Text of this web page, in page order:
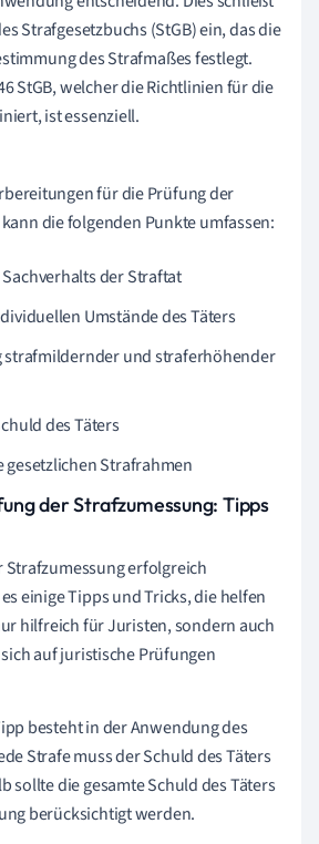
Strafgesetzbuchs (StGB) ein, das die
des Strafmaßes festlegt.
StGB, welcher die Richtlinien für die
ist essenziell.
für die Prüfung der
die folgenden Punkte umfassen:
der Straftat
Umstände des Täters
strafmildernder und straferhöhender
des Täters
gesetzlichen Strafrahmen
der Strafzumessung: Tipps
Strafzumessung erfolgreich
einige Tipps und Tricks, die helfen
hilfreich für Juristen, sondern auch
auf juristische Prüfungen
besteht in der Anwendung des
Strafe muss der Schuld des Täters
sollte die gesamte Schuld des Täters
berücksichtigt werden.